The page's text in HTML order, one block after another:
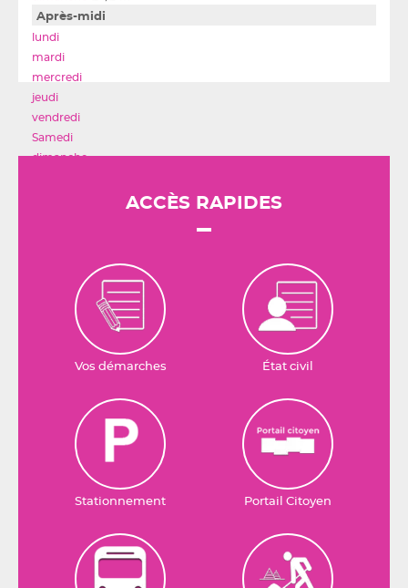
Après-midi
ACCÈS RAPIDES
Vos démarches État civil
Stationnement Portail Citoyen